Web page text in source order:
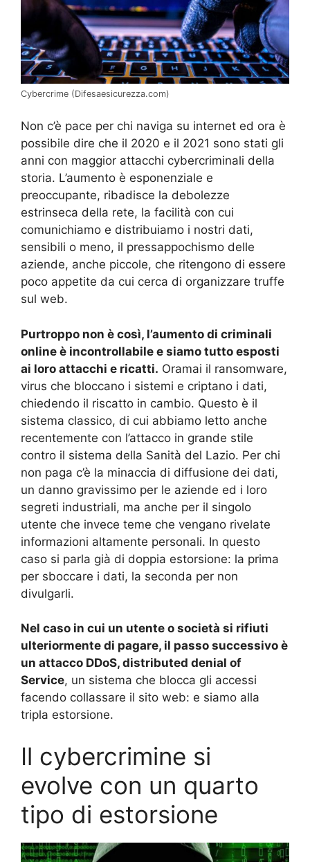
Cybercrime (Difesaesicurezza.com)
Non c’è pace per chi naviga su internet ed ora è
possibile dire che il 2020 e il 2021 sono stati gli
anni con maggior attacchi cybercriminali della
storia. L’aumento è esponenziale e
preoccupante, ribadisce la debolezze
estrinseca della rete, la facilità con cui
comunichiamo e distribuiamo i nostri dati,
sensibili o meno, il pressappochismo delle
aziende, anche piccole, che ritengono di essere
poco appetite da cui cerca di organizzare truffe
sul web.
Purtroppo non è così, l’aumento di criminali
online è incontrollabile e siamo tutto esposti
ai loro attacchi e ricatti. Oramai il ransomware,
virus che bloccano i sistemi e criptano i dati,
chiedendo il riscatto in cambio. Questo è il
sistema classico, di cui abbiamo letto anche
recentemente con l’attacco in grande stile
contro il sistema della Sanità del Lazio. Per chi
non paga c’è la minaccia di diffusione dei dati,
un danno gravissimo per le aziende ed i loro
segreti industriali, ma anche per il singolo
utente che invece teme che vengano rivelate
informazioni altamente personali. In questo
caso si parla già di doppia estorsione: la prima
per sboccare i dati, la seconda per non
divulgarli.
Nel caso in cui un utente o società si rifiuti
ulteriormente di pagare, il passo successivo è
un attacco DDoS, distributed denial of
Service, un sistema che blocca gli accessi
facendo collassare il sito web: e siamo alla
tripla estorsione.
Il cybercrimine si
evolve con un quarto
tipo di estorsione